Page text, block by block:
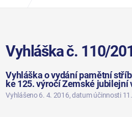
Vyhláška č. 110/
Vyhláška o vydání pamětní
ke 125. výročí Zemské jubilejní
Vyhlášeno 6. 4. 2016, datum účinnosti